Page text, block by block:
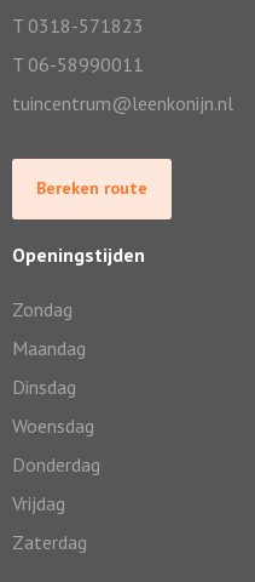
T 0318-571823
T 06-58990011
tuincentrum@leenkonijn.nl
Bereken route
Openingstijden
Zondag
Maandag
Dinsdag
Woensdag
Donderdag
Vrijdag
Zaterdag